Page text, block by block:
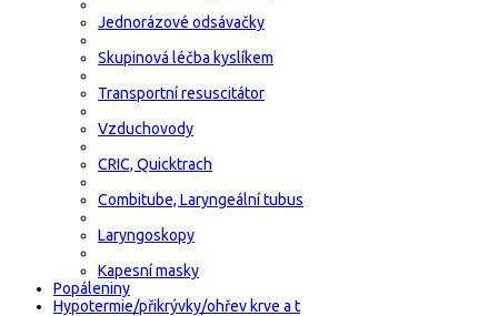
Jednorázové odsávačky
Skupinová léčba kyslíkem
Transportní resuscitátor
Vzduchovody
CRIC, Quicktrach
Combitube, Laryngeální tubus
Laryngoskopy
Kapesní masky
Popáleniny
Hypotermie/přikrývky/ohřev krve a t